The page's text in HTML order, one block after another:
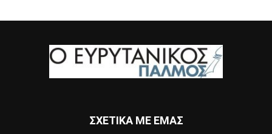
ΣΧΕΤΙΚΑ ΜΕ ΕΜΑΣ